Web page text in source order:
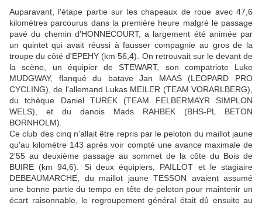
Auparavant, l'étape partie sur les chapeaux de roue avec 47,6
kilomètres parcourus dans la première heure malgré le passage
pavé du chemin d'HONNECOURT, a largement été animée par
un quintet qui avait réussi à fausser compagnie au gros de la
troupe du côté d'EPEHY (km 56,4). On retrouvait sur le devant de
la scène, un équipier de STEWART, son compatriote Luke
MUDGWAY, flanqué du batave Jan MAAS (LEOPARD PRO
CYCLING), de l'allemand Lukas MEILER (TEAM VORARLBERG),
du tchèque Daniel TUREK (TEAM FELBERMAYR SIMPLON
WELS), et du danois Mads RAHBEK (BHS-PL BETON
BORNHOLM).
Ce club des cinq n'allait être repris par le peloton du maillot jaune
qu'au kilomètre 143 après voir compté une avance maximale de
2'55 au deuxième passage au sommet de la côte du Bois de
BUIRE (km 94,6). Si deux équipiers, PAILLOT et le stagiaire
DEBEAUMARCHE, du maillot jaune TESSON avaient assumé
une bonne partie du tempo en tête de peloton pour maintenir un
écart raisonnable, le regroupement général était dû ensuite au